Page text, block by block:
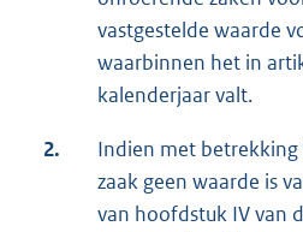
vastgestelde waarde
waarbinnen het in
kalenderjaar valt.
2.
Indien met
zaak geen waarde is
van hoofdstuk IV van